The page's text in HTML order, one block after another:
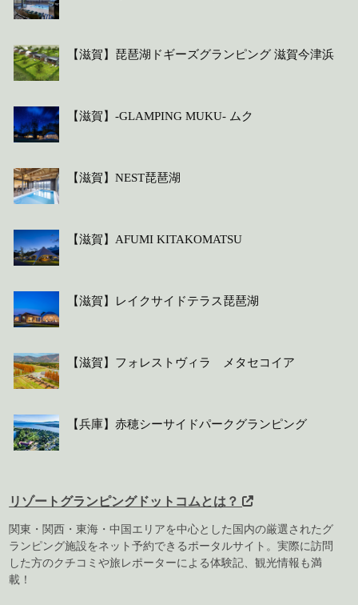
【滋賀】琵琶湖ドギーズグランピング 滋賀今津浜
【滋賀】-GLAMPING MUKU- ムク
【滋賀】NEST琵琶湖
【滋賀】AFUMI KITAKOMATSU
【滋賀】レイクサイドテラス琵琶湖
【滋賀】フォレストヴィラ メタセコイア
【兵庫】赤穂シーサイドパークグランピング
リゾートグランピングドットコムとは？
関東・関西・東海・中国エリアを中心とした国内の厳選されたグ
ランピング施設をネット予約できるポータルサイト。実際に訪問
した方のクチコミや旅レポーターによる体験記、観光情報も満
載！